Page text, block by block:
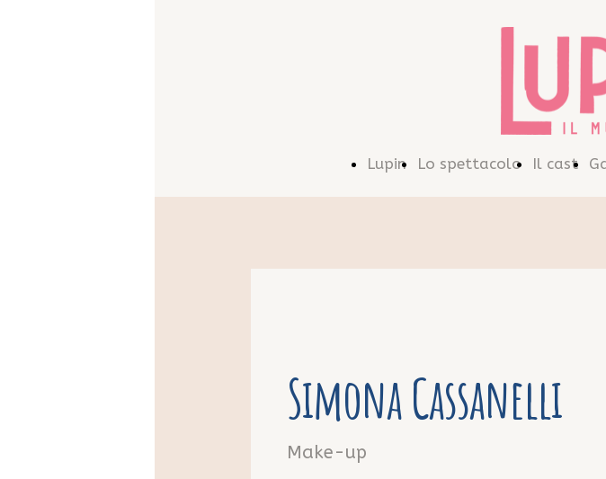
Lupin Lo spettacolo Il cast
Simona Cassanelli
Make-up